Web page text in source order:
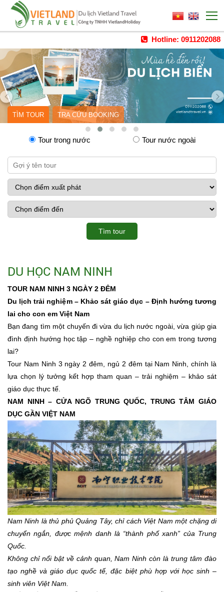
Hotline: 0911202088
TÌM TOUR TRA CỨU BOOKING
Tour trong nước Tour nước ngoài
Tìm tour
DU HỌC NAM NINH
TOUR NAM NINH 3 NGÀY 2 ĐÊM
Du lịch trải nghiệm – Khảo sát giáo dục – Định hướng tương
lai cho con em Việt Nam
Bạn đang tìm một chuyến đi vừa du lịch nước ngoài, vừa giúp gia
đình định hướng học tập – nghề nghiệp cho con em trong tương
lai?
Tour Nam Ninh 3 ngày 2 đêm, ngủ 2 đêm tại Nam Ninh, chính là
lựa chọn lý tưởng kết hợp tham quan – trải nghiệm – khảo sát
giáo dục thực tế.
NAM NINH – CỬA NGÕ TRUNG QUỐC, TRUNG TÂM GIÁO
DỤC GẦN VIỆT NAM
Nam Ninh là thủ phủ Quảng Tây, chỉ cách Việt Nam một chặng di
chuyển ngắn, được mệnh danh là “thành phố xanh” của Trung
Quốc.
Không chỉ nổi bật về cảnh quan, Nam Ninh còn là trung tâm đào
tạo nghề và giáo dục quốc tế, đặc biệt phù hợp với học sinh –
sinh viên Việt Nam.